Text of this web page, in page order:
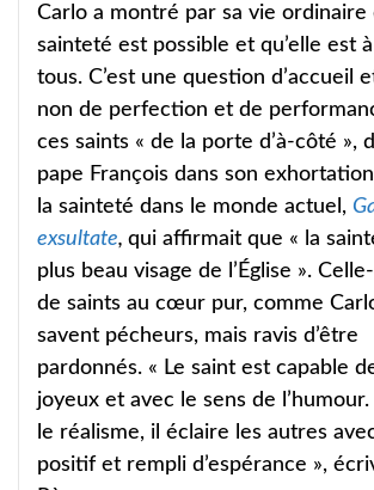
Carlo a montré par sa vie ordinaire
sainteté est possible et qu’elle est
tous. C’est une question d’accueil
non de perfection et de
ces saints « de la porte d’à-côté »,
pape François dans son
la sainteté dans le monde actuel,
exsultate, qui affirmait que « la
plus beau visage de l’Église ».
de saints au cœur pur, comme
savent pécheurs, mais ravis d’être
pardonnés. « Le saint est capable
joyeux et avec le sens de
le réalisme, il éclaire les autres
positif et rempli d’espérance »,